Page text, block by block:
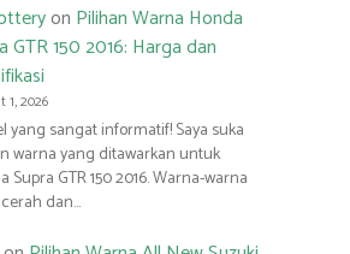
on Pilihan Warna Honda
GTR 150 2016: Harga dan
1, 2026
yang sangat informatif! Saya suka
warna yang ditawarkan untuk
Supra GTR 150 2016. Warna-warna
dan…